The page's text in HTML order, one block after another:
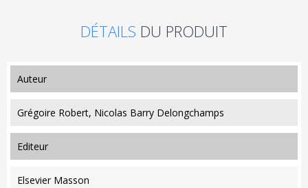
DÉTAILS DU PRODUIT
auteur
Grégoire Robert, Nicolas Barry Delongchamps
editeur
Elsevier Masson